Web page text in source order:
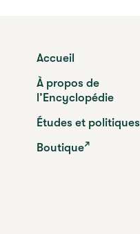
Accueil
À propos de
l’Encyclopédie
Études et politiques
Boutique